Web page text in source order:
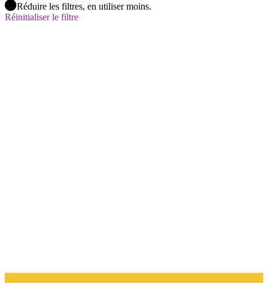
Réduire les filtres, en utiliser moins.
Réinitialiser le filtre